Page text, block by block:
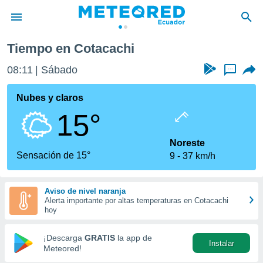
de
ha
calidad.
a este
las
y
forma
digital
basada
Tiempo en Cotacachi
08:11 Sábado ...
Nubes y claros
15°
Sensación de 15°
Noreste
9
37 km/h
Aviso de nivel naranja
Alerta importante por altas temperaturas en Cotacachi
hoy
¡Descarga GRATIS la app de
Meteored!
Instalar